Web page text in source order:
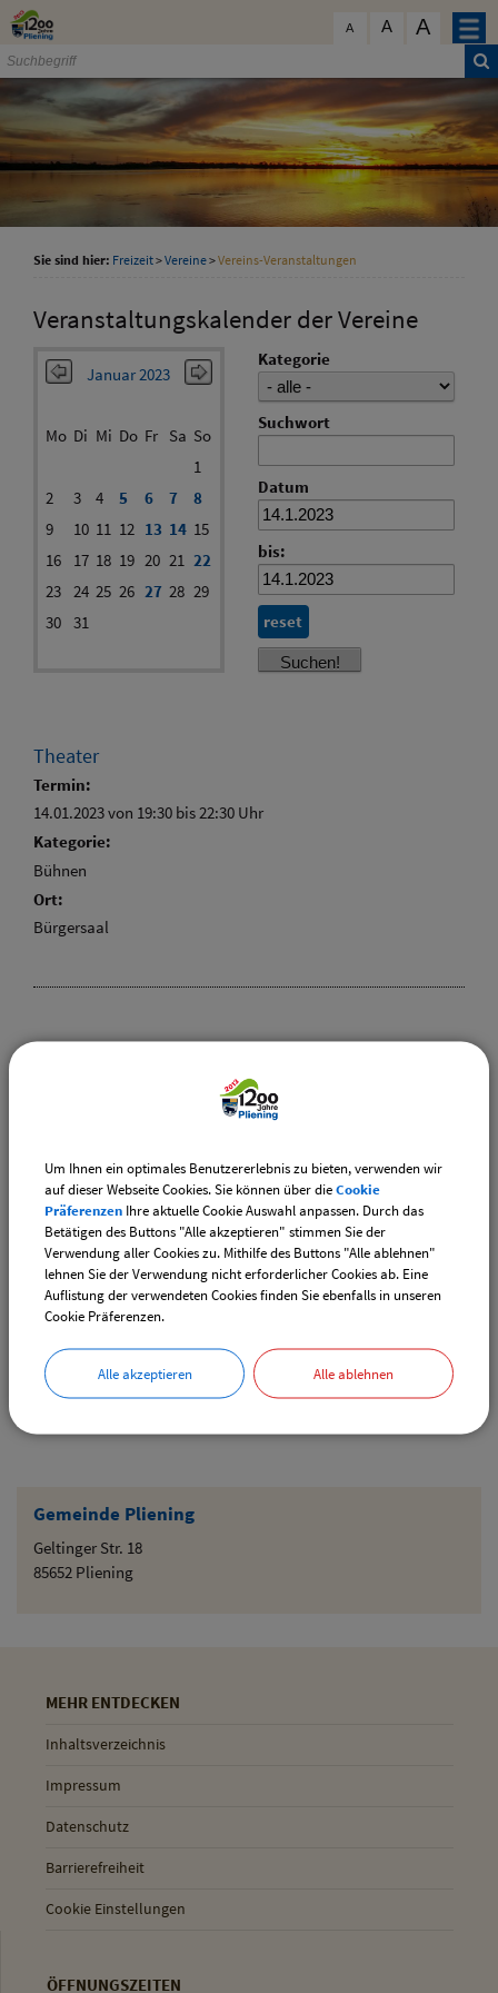
Zum Inhalt
A A A
Gemeinde Pliening
Geltinger Str. 18
85652 Pliening
Sie sind hier: Freizeit>Vereine>Vereins-Veranstaltungen
Veranstaltungskalender der Vereine
Januar 2023
Mo Di Mi Do Fr Sa So
1
2
3 4 5 6 7
8
9
10 11 12 13 14 15
16
17 18 19 20 21 22
23 24 25 26 27 28 29
30 31
Kategorie
Suchwort
Datum
bis:
reset
Theater
Termin:
14.01.2023 von 19:30 bis 22:30 Uhr
Kategorie:
Bühnen
Ort:
Bürgersaal
Vereinsangebote speziell für junge Leute
Downloads
Den gewählten Termin als VCS-Kalenderdatei
downloaden
Den gewählten Termin als iCal-Kalenderdatei
MEHR ENTDECKEN
Inhaltsverzeichnis
Impressum
Datenschutz
Barrierefreiheit
Cookie Einstellungen
ÖFFNUNGSZEITEN
Um Ihnen ein optimales Benutzererlebnis zu bieten, verwenden wir
auf dieser Webseite Cookies. Sie können über dieCookie
Präferenzen Ihre aktuelle Cookie Auswahl anpassen. Durch das
Betätigen des Buttons "Alle akzeptieren" stimmen Sie der
Verwendung aller Cookies zu. Mithilfe des Buttons "Alle ablehnen"
lehnen Sie der Verwendung nicht erforderlicher Cookies ab. Eine
Auflistung der verwendeten Cookies finden Sie ebenfalls in unseren
Cookie Präferenzen.
Alle akzeptieren Alle ablehnen
schließen